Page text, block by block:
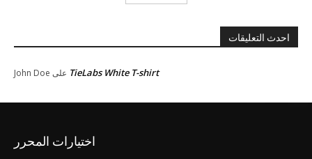
احدث التعليقات
John Doe TieLabs White T-shirt
اختيارات المحرر